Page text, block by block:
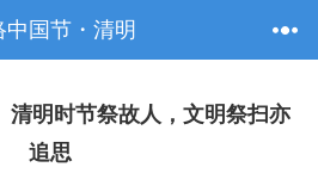
中国节・清明
清明时节祭故人，文明祭扫亦
追思